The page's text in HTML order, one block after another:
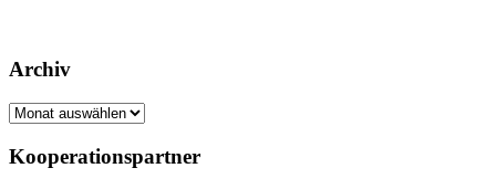
Archiv
Archiv
Kooperationspartner